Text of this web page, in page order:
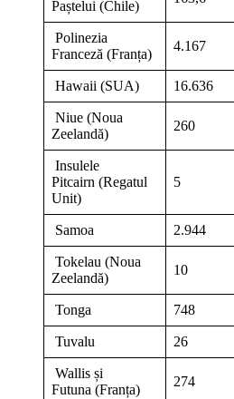
Paștelui (Chile)
Polinezia
Franceză (Franța)
4.167
Hawaii (SUA) 16.636
Niue (Noua
Zeelandă)
260
Insulele
Pitcairn (Regatul
Unit)
5
Samoa 2.944
Tokelau (Noua
Zeelandă)
10
Tonga 748
Tuvalu 26
Wallis și
Futuna (Franța)
274